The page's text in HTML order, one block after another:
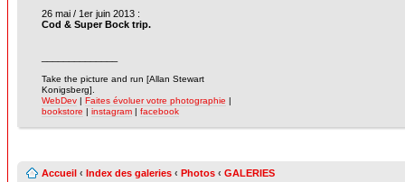
26 mai / 1er juin 2013 :
Cod & Super Bock trip.
Take the picture and run [Allan Stewart
Konigsberg].
WebDev | Faites évoluer votre photographie |
bookstore | instagram | facebook
Accueil ‹ Index des galeries ‹ Photos ‹ GALERIES